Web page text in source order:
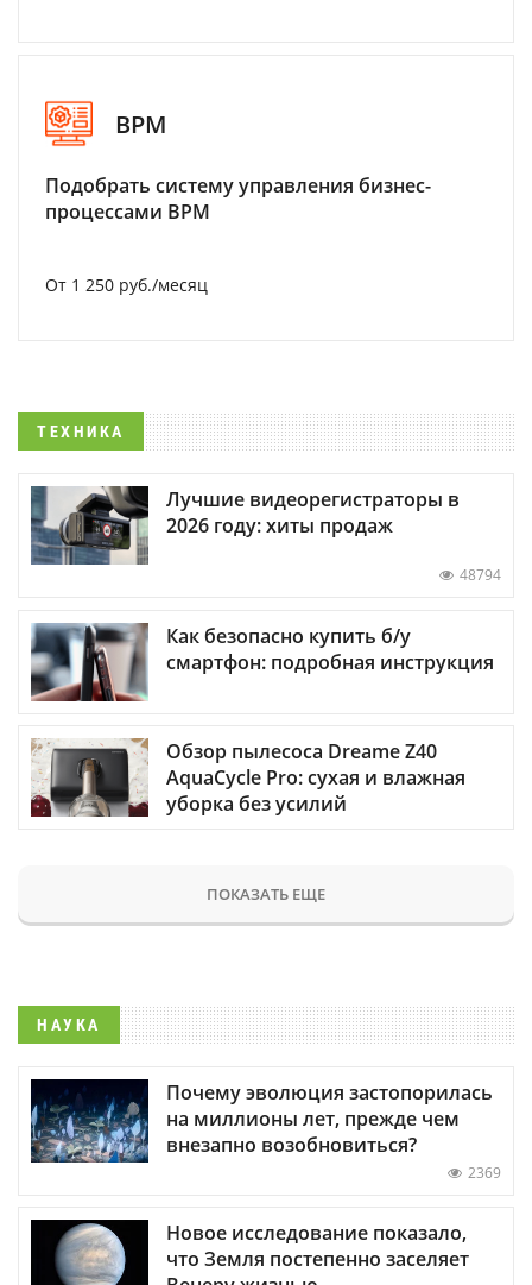
BPM
Подобрать систему управления бизнес-
процессами BPM
От 1 250 руб./месяц
ТЕХНИКА
Лучшие видеорегистраторы в
2026 году: хиты продаж
48794
Как безопасно купить б/у
смартфон: подробная инструкция
Обзор пылесоса Dreame Z40
AquaCycle Pro: сухая и влажная
уборка без усилий
ПОКАЗАТЬ ЕЩЕ
НАУКА
Почему эволюция застопорилась
на миллионы лет, прежде чем
внезапно возобновиться?
2369
Новое исследование показало,
что Земля постепенно заселяет